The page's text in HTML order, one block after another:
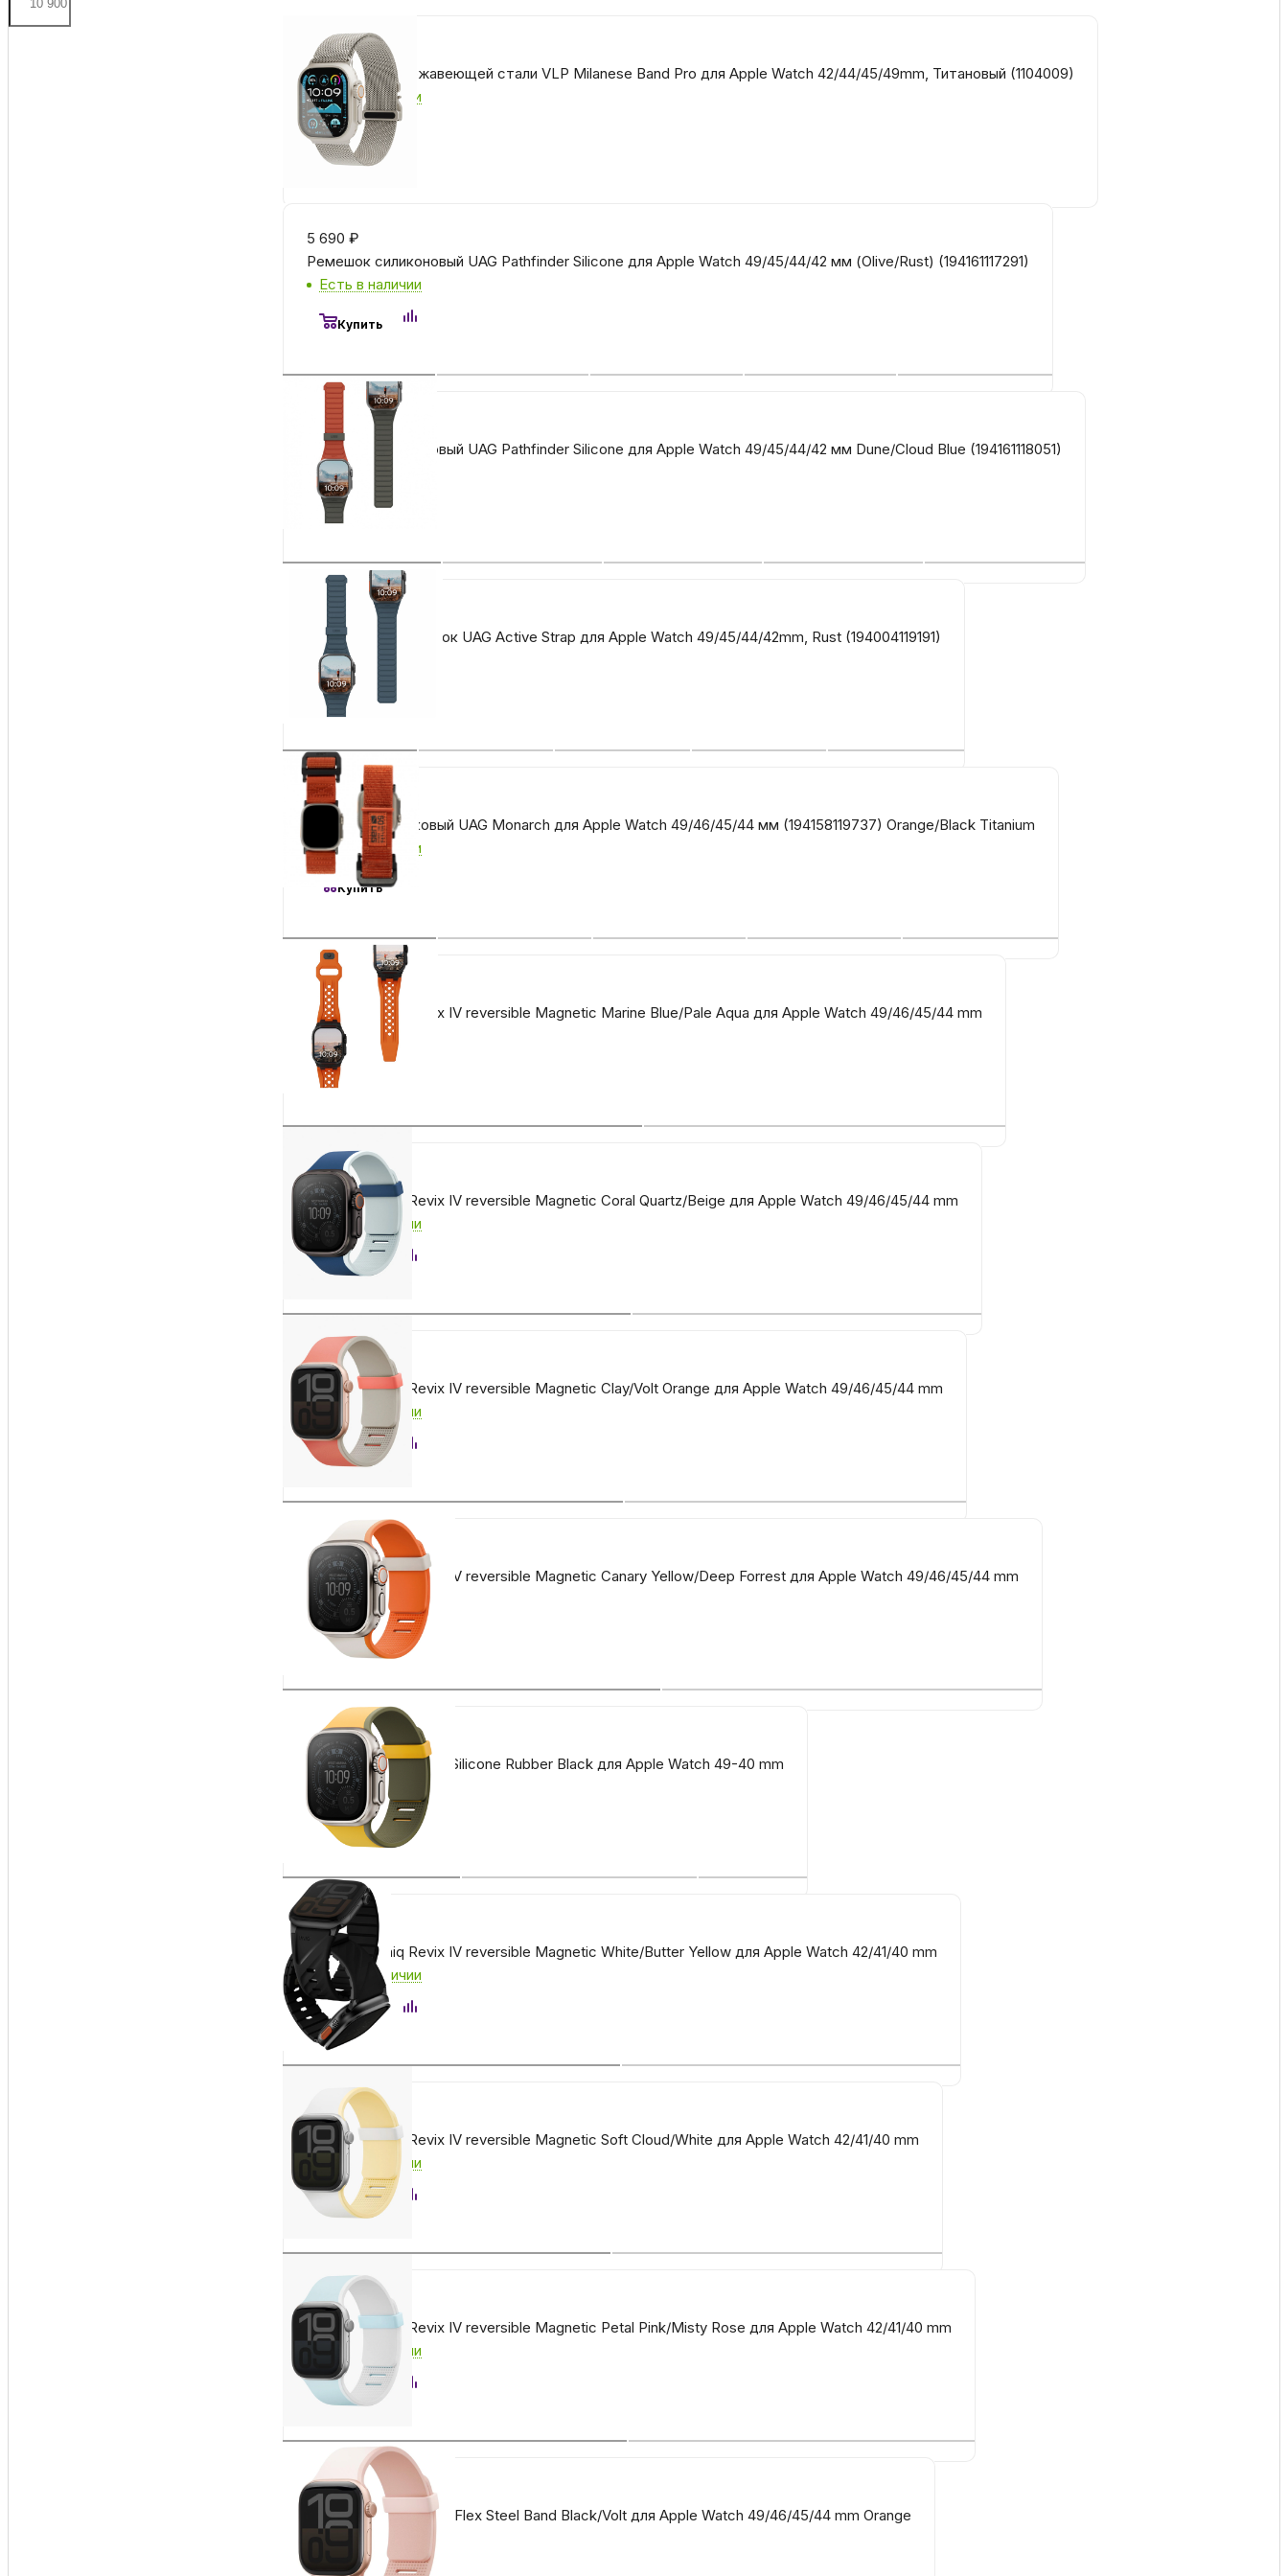
Аудио
4 990₽
Ремешок из нержавеющей стали VLP Milanese Band Pro для Apple Watch 42/44/45/49mm, Титановый (1104009)
Есть в наличии
Купить
5 690 ₽
Ремешок силиконовый UAG Pathfinder Silicone для Apple Watch 49/45/44/42 мм (Olive/Rust) (194161117291)
Есть в наличии
Купить
5 690
Ремешок силиконовый UAG Pathfinder Silicone для Apple Watch 49/45/44/42 мм Dune/Cloud Blue (194161118051)
Есть в наличии
Купить
5 990
Нейлоновый ремешок UAG Active Strap для Apple Watch 49/45/44/42mm, Rust (194004119191)
Есть в наличии
Купить
7 990
₽
Ремешок каучуковый UAG Monarch для Apple Watch 49/46/45/44 мм (194158119737) Orange/Black Titanium
Есть в наличии
Купить
3 990
Ремешок Uniq Revix IV reversible Magnetic Marine Blue/Pale Aqua для Apple Watch 49/46/45/44 mm
Есть в наличии
Купить
3 990₽
Ремешок Uniq Revix IV reversible Magnetic Coral Quartz/Beige для Apple Watch 49/46/45/44 mm
Есть в наличии
Купить
3 990 ₽
Ремешок Uniq Revix IV reversible Magnetic Clay/Volt Orange для Apple Watch 49/46/45/44 mm
Есть в наличии
Купить
3 990
₽
Ремешок Uniq Revix IV reversible Magnetic Canary Yellow/Deep Forrest для Apple Watch 49/46/45/44 mm
Есть в наличии
Купить
3 990
₽
Ремешок Uniq FLUO Silicone Rubber Black для Apple Watch 49-40 mm
Есть в наличии
Купить
3 990₽
Ремешок Uniq Revix IV reversible Magnetic White/Butter Yellow для Apple Watch 42/41/40 mm
Есть в наличии
Купить
3 990₽
Ремешок Uniq Revix IV reversible Magnetic Soft Cloud/White для Apple Watch 42/41/40 mm
Есть в наличии
Купить
3 990 ₽
Ремешок Uniq Revix IV reversible Magnetic Petal Pink/Misty Rose для Apple Watch 42/41/40 mm
Есть в наличии
Купить
5 990₽
Ремешок Uniq Strova Flex Steel Band Black/Volt для Apple Watch 49/46/45/44 mm Orange
Есть в наличии